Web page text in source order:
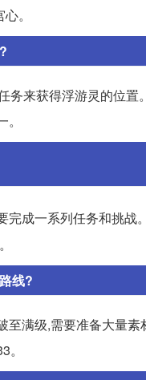
。
务来获得浮游灵的位
完成一系列任务和挑
线?
至满级,需要准备大量